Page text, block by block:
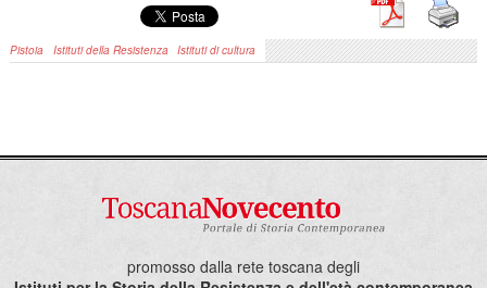
Pistoia Istituti della Resistenza Istituti di cultura
promosso dalla rete toscana degli